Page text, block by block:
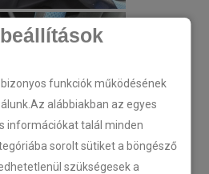
funkciók működésének
alábbiakban az egyes
információkat talál minden
sorolt sütiket a böngésző
szükségesek a